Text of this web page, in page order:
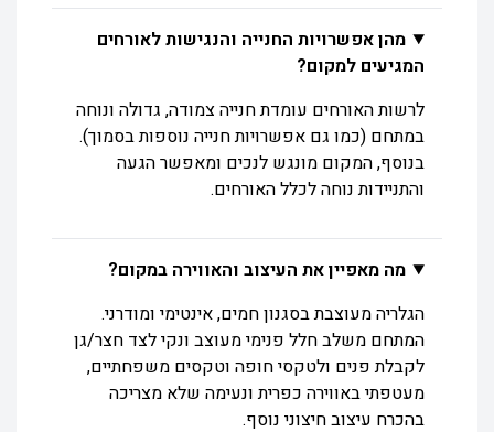
מהן אפשרויות החנייה והנגישות לאורחים
המגיעים למקום?
לרשות האורחים עומדת חנייה צמודה, גדולה ונוחה
במתחם (כמו גם אפשרויות חנייה נוספות בסמוך).
בנוסף, המקום מונגש לנכים ומאפשר הגעה
והתניידות נוחה לכלל האורחים.
מה מאפיין את העיצוב והאווירה במקום?
הגלריה מעוצבת בסגנון חמים, אינטימי ומודרני.
המתחם משלב חלל פנימי מעוצב ונקי לצד חצר/גן
לקבלת פנים ולטקסי חופה וטקסים משפחתיים,
מעטפתי באווירה כפרית ונעימה שלא מצריכה
בהכרח עיצוב חיצוני נוסף.